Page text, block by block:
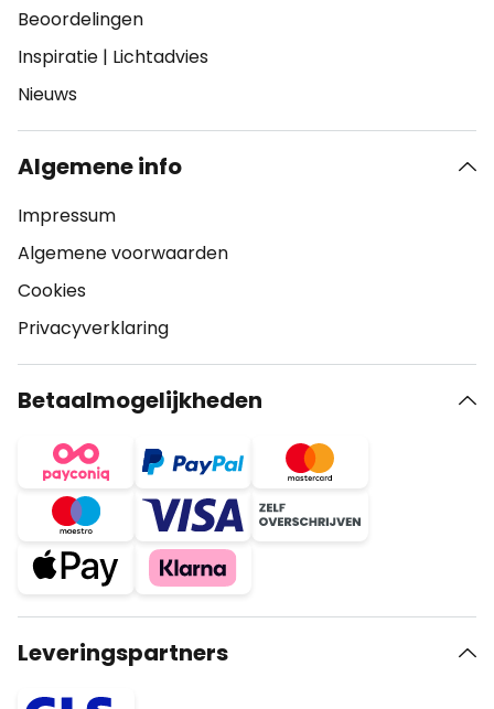
Beoordelingen
Inspiratie | Lichtadvies
Nieuws
Algemene info
Impressum
Algemene voorwaarden
Cookies
Privacyverklaring
Betaalmogelijkheden
Leveringspartners